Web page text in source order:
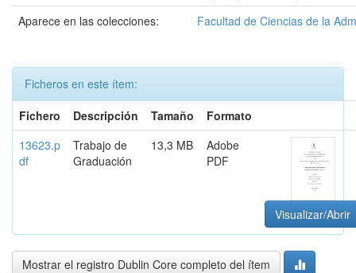
Aparece en las colecciones:
Facultad de Ciencias de la
Ficheros en este ítem:
Fichero
Descripción Tamaño
Formato
13623.p
df
Trabajo de
Graduación
13,3 MB
Adobe
PDF
Visualizar/Abrir
Mostrar el registro Dublin Core completo del ítem